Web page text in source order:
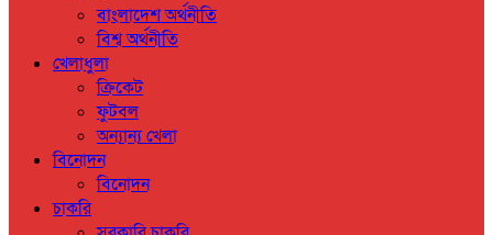
বাংলাদেশ অর্থনীতি
বিশ্ব অর্থনীতি
খেলাধুলা
ক্রিকেট
ফুটবল
অন্যান্য খেলা
বিনোদন
বিনোদন
চাকরি